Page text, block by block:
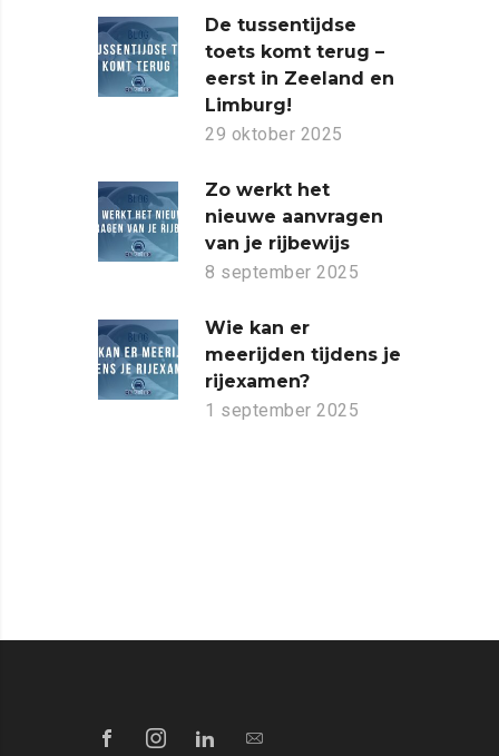
De tussentijdse
toets komt terug –
eerst in Zeeland en
Limburg!
29 oktober 2025
Zo werkt het
nieuwe aanvragen
van je rijbewijs
8 september 2025
Wie kan er
meerijden tijdens je
rijexamen?
1 september 2025